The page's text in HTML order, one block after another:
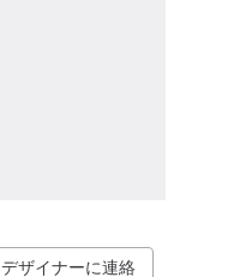
デザイナーに連絡